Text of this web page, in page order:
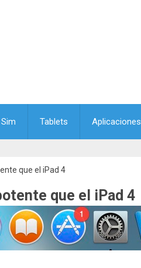
Tablets Aplicaciones
que el iPad 4
que el iPad 4